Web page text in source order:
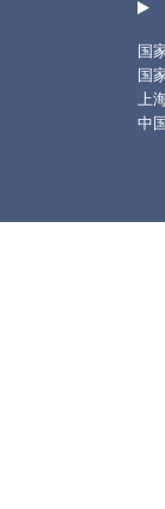
国
国
上
中